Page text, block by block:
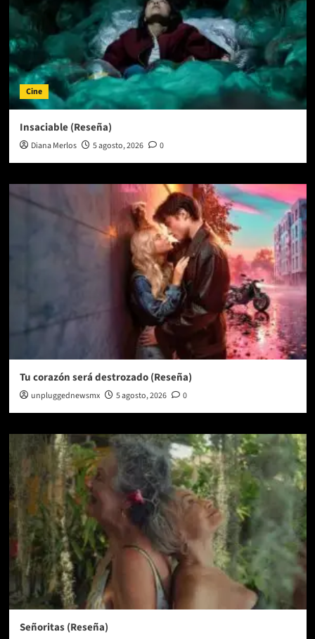
Cine
Insaciable (Reseña)
Diana Merlos 5 agosto, 2026 0
Tu corazón será destrozado (Reseña)
unpluggednewsmx 5 agosto, 2026 0
Señoritas (Reseña)